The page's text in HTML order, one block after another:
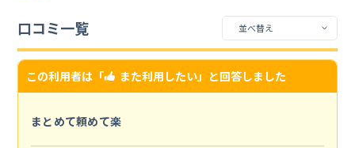
口コミ一覧
この利用者は「 また利用したい」と回答しました
まとめて頼めて楽